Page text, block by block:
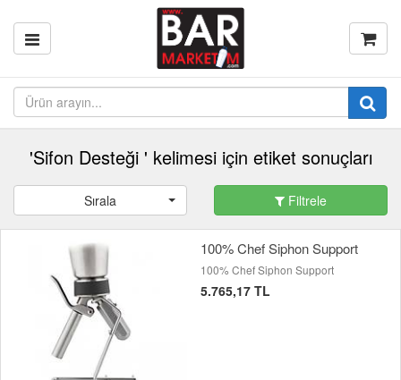
'Sifon Desteği ' kelimesi için etiket sonuçları
Sırala Filtrele
100% Chef Siphon Support
100% Chef Siphon Support
5.765,17 TL